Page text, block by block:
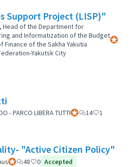
Support Project (LISP)"
Head of the Department for
and Informatization of the Budget
Finance of the Sakha Yakutia
Yakutsk City
- PARCO LIBERA TUTTIParticipant officiel
14 1
"Active Citizen Policy"
Participant officiel
48 0 Accepted